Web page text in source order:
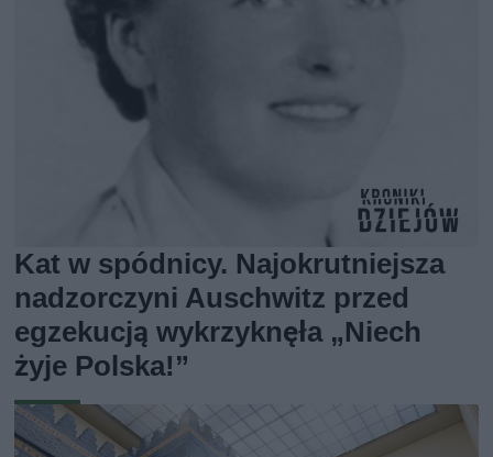
Kat w spódnicy. Najokrutniejsza
nadzorczyni Auschwitz przed
egzekucją wykrzyknęła „Niech
żyje Polska!”